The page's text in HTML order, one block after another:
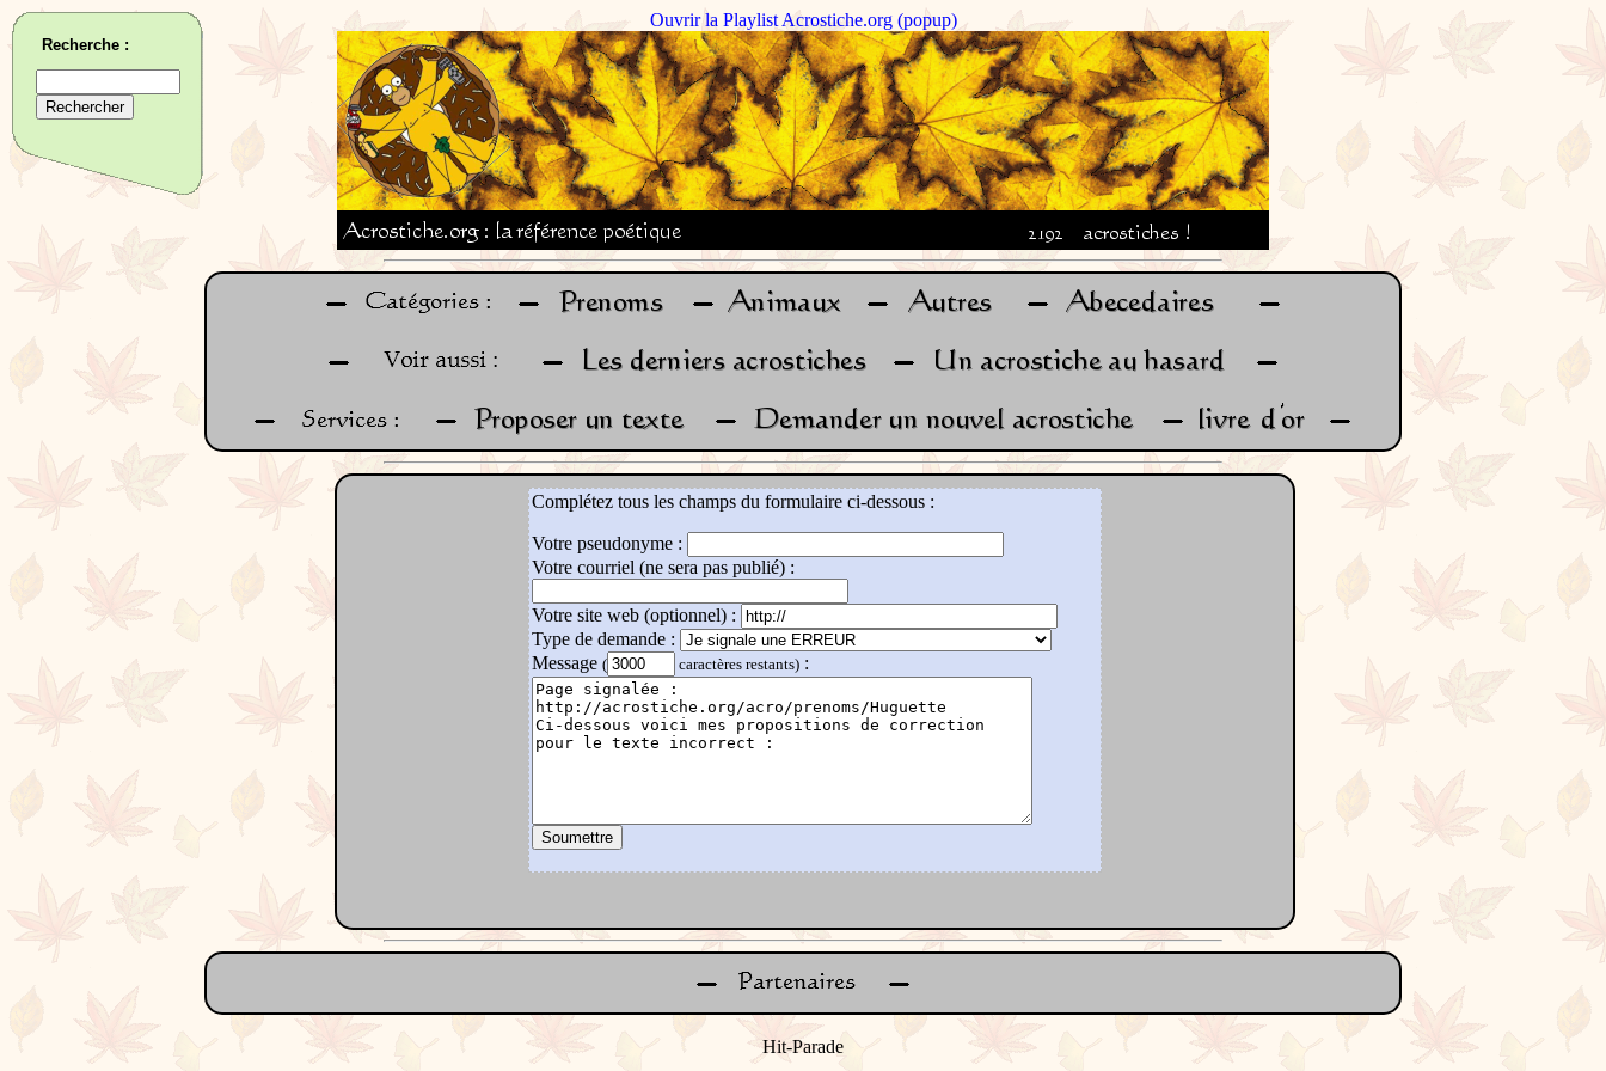
Ouvrir la Playlist Acrostiche.org (popup)
Complétez tous les champs du formulaire ci-dessous :
Votre pseudonyme :
Votre courriel (ne sera pas publié) :
Votre site web (optionnel) :
Type de demande :
Message ( caractères restants) :
Recherche :